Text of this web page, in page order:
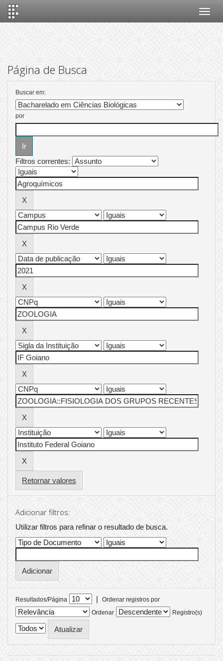
Página de Busca
Buscar em:
por
Filtros correntes:
Retornar valores
Adicionar filtros:
Utilizar filtros para refinar o resultado de busca.
Resultados/Página |
Ordenar registros por
Ordenar
Registro(s)